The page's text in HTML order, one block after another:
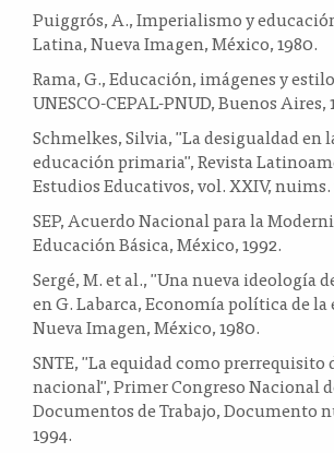
Puiggrós, A., Imperialismo y
Latina, Nueva Imagen, México, 1980.
Rama, G., Educación, imágenes y
UNESCO-CEPAL-PNUD, Buenos Aires,
Schmelkes, Silvia, "La desigualdad en
educación primaria", Revista
Estudios Educativos, vol. XXIV, nuims.
SEP, Acuerdo Nacional para la
Educación Básica, México, 1992.
Sergé, M. et al., "Una nueva ideología
en G. Labarca, Economía política de
Nueva Imagen, México, 1980.
SNTE, "La equidad como prerrequisito
nacional", Primer Congreso Nacional
Documentos de Trabajo, Documento
1994.